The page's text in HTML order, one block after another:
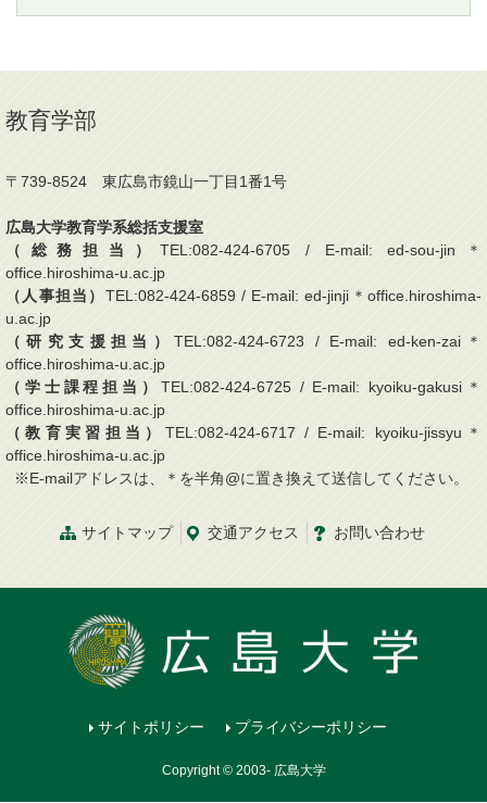
教育学部
〒739-8524 東広島市鏡山一丁目1番1号
広島大学教育学系総括支援室
（総務担当）TEL:082-424-6705 / E-mail: ed-sou-jin＊
office.hiroshima-u.ac.jp
（人事担当） TEL:082-424-6859 / E-mail: ed-jinji＊office.hiroshima-
u.ac.jp
（研究支援担当）TEL:082-424-6723 / E-mail: ed-ken-zai＊
office.hiroshima-u.ac.jp
（学士課程担当） TEL:082-424-6725 / E-mail: kyoiku-gakusi＊
office.hiroshima-u.ac.jp
（教育実習担当） TEL:082-424-6717 / E-mail: kyoiku-jissyu＊
office.hiroshima-u.ac.jp
※E-mailアドレスは、＊を半角@に置き換えて送信してください。
サイトマップ 交通アクセス お問い合わせ
サイトポリシー プライバシーポリシー
Copyright © 2003- 広島大学